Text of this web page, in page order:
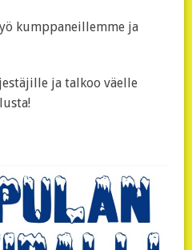
kumppaneillemme ja
ja talkoo väelle